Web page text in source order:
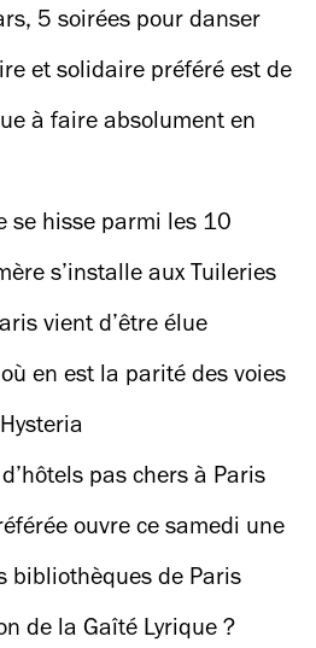
5 soirées pour danser
et solidaire préféré est de
à faire absolument en
les beaux jours
se hisse parmi les 10
selon Time Out
s’installe aux Tuileries
spectacles pendant la
vient d’être élue
au monde pour le
en est la parité des voies
?
pas chers à Paris
ouvre ce samedi une
Honoré, au milieu des
bibliothèques de Paris
au grand public
de la Gaîté Lyrique ?